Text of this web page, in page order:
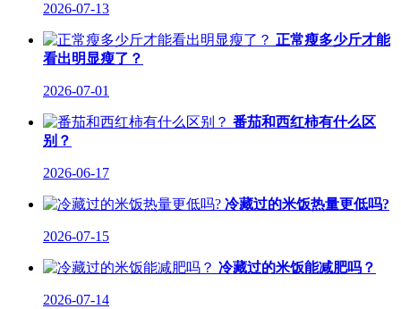
2026-07-13
正常瘦多少斤才能
看出明显瘦了？
2026-07-01
番茄和西红柿有什么区
别？
2026-06-17
冷藏过的米饭热量更低吗?
2026-07-15
冷藏过的米饭能减肥吗？
2026-07-14